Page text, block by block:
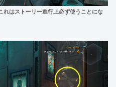
れはストーリー進行上必ず使うことにな